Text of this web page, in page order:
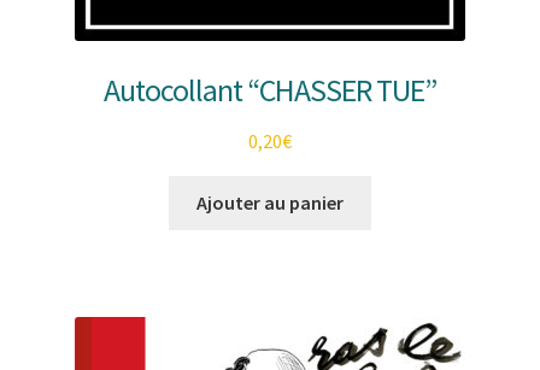
Autocollant “CHASSER TUE”
0,20€
Ajouter au panier